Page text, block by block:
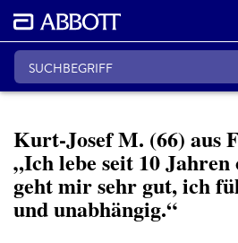
Kurt-Josef M. (66) aus
„Ich lebe seit 10 Jahren
geht mir sehr gut, ich
und unabhängig.“